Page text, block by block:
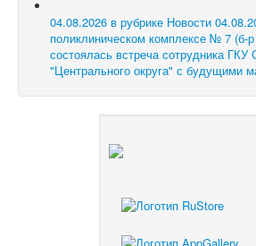
04.08.2026 в рубрике Новости
поликлиническом комплексе № 7 (б-
состоялась встреча сотрудника
"Центрального округа" с будущими